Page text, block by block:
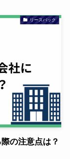
リースバック
の注意点は？